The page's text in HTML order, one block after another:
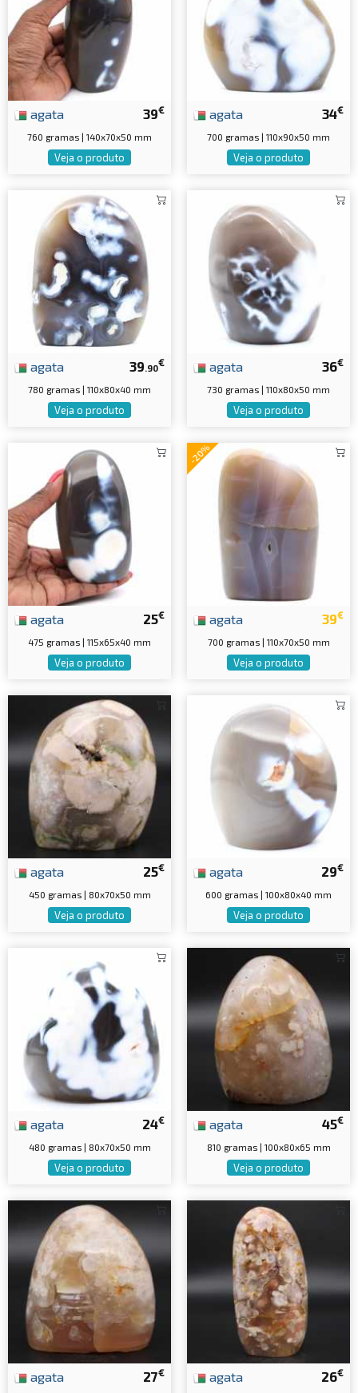
39€
agata
760 gramas | 140x70x50 mm
Veja o produto
34€
agata
700 gramas | 110x90x50 mm
Veja o produto
39 .90€
agata
780 gramas | 110x80x40 mm
Veja o produto
36€
agata
730 gramas | 110x80x50 mm
Veja o produto
25€
agata
475 gramas | 115x65x40 mm
Veja o produto
-20%
39€
agata
700 gramas | 110x70x50 mm
Veja o produto
25€
agata
450 gramas | 80x70x50 mm
Veja o produto
29€
agata
600 gramas | 100x80x40 mm
Veja o produto
24€
agata
480 gramas | 80x70x50 mm
Veja o produto
45€
agata
810 gramas | 100x80x65 mm
Veja o produto
27€
agata 26€
agata